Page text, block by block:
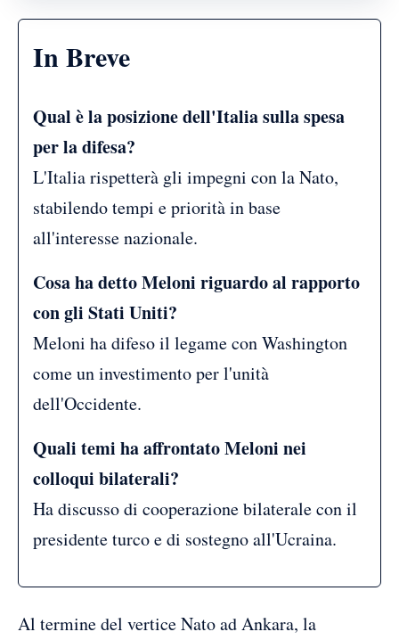
In Breve
Qual è la posizione dell'Italia sulla spesa
per la difesa?
L'Italia rispetterà gli impegni con la Nato,
stabilendo tempi e priorità in base
all'interesse nazionale.
Cosa ha detto Meloni riguardo al rapporto
con gli Stati Uniti?
Meloni ha difeso il legame con Washington
come un investimento per l'unità
dell'Occidente.
Quali temi ha affrontato Meloni nei
colloqui bilaterali?
Ha discusso di cooperazione bilaterale con il
presidente turco e di sostegno all'Ucraina.
Al termine del vertice Nato ad Ankara, la